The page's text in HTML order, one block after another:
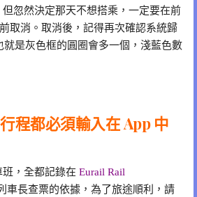
忽然決定那天不想搭乘，一定要在前
取消。取消後，記得再次確認系統歸
就是灰色框的圓圈會多一個，淺藍色數
程都必須輸入在 App 中
，全都記錄在 Eurail Rail
車⻑查票的依據，為了旅途順利，請